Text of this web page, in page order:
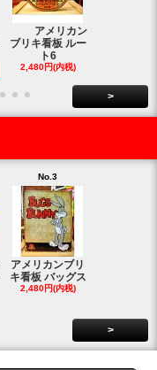
アメリカン
ブリキ看板 ルー
ト6
2,480円(内税)
>
No.3
アメリカンブリ
キ看板 バッグス
2,480円(内税)
>